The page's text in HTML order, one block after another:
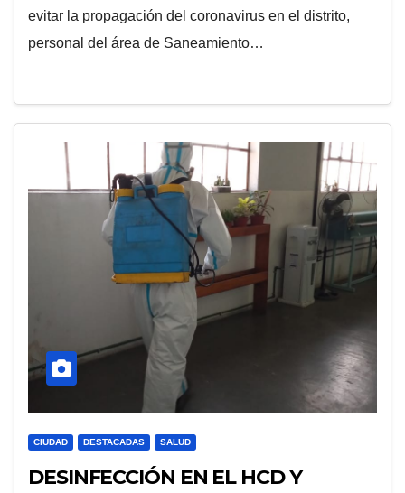
evitar la propagación del coronavirus en el distrito,
personal del área de Saneamiento…
CIUDAD DESTACADAS SALUD
DESINFECCIÓN EN EL HCD Y